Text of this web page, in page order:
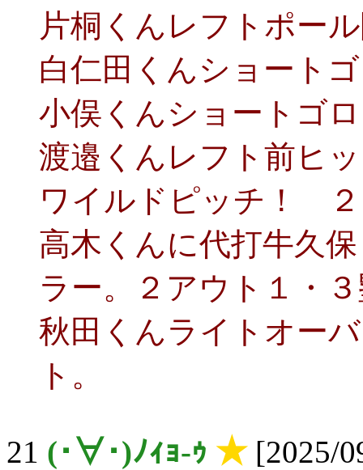
片桐くんレフトポー
白仁田くんショート
小俣くんショートゴ
渡邉くんレフト前ヒ
ワイルドピッチ！
高木くんに代打牛久
ラー。２アウト１・
秋田くんライトオー
ト。
21 (･∀･)ﾉｨｮ-ｩ ★[2025/